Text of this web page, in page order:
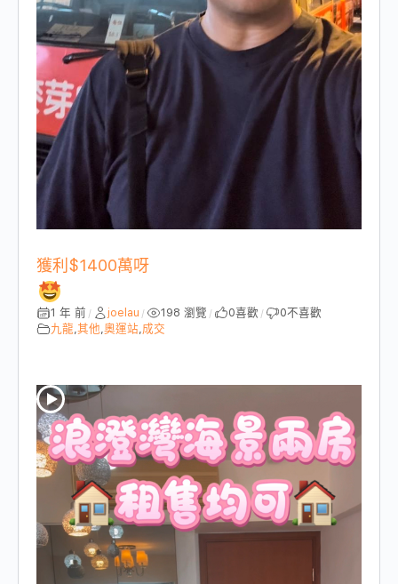
獲利$1400萬呀
1 年 前 / joelau / 198 瀏覽 / 0喜歡 / 0不喜歡
九龍,其他,奧運站,成交